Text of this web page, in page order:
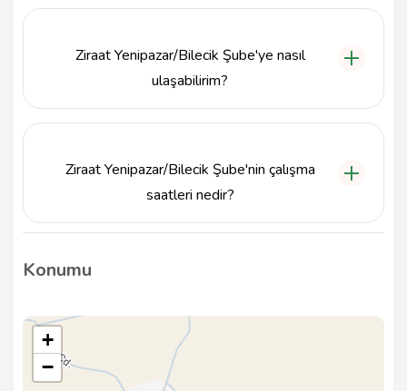
olanak tanır.
Ziraat Yenipazar/Bilecik Şube'ye nasıl
ulaşabilirim?
sağlanmaktadır.
Ziraat Yenipazar/Bilecik Şube'nin çalışma
saatleri nedir?
Ziraat Yenipazar/Bilecik Şube'nin çalışma saatleri
özel günlerde saatler değişiklik gösterebilir.
Konumu
+
−